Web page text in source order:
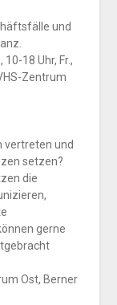
und
10-18 Uhr, Fr.,
Zentrum
vertreten und
setzen?
die
gerne
Ost, Berner